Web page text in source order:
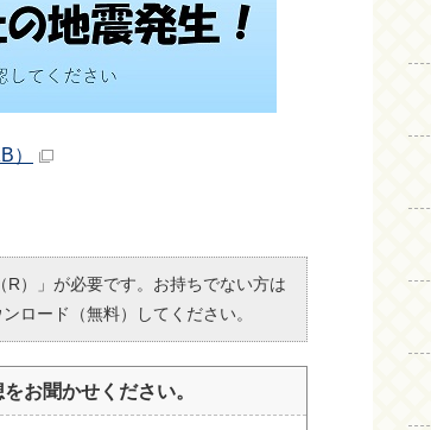
）
）」が必要です。お持ちでない方は
ロード（無料）してください。
お聞かせください。